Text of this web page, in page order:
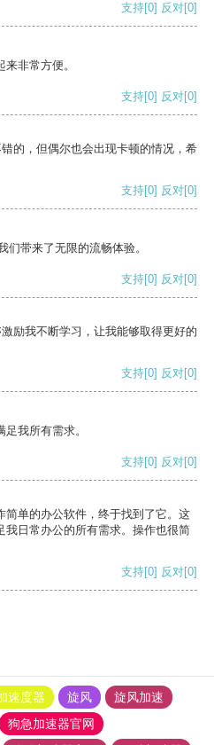
支持[0] 反对[0]
非常方便。
支持[0] 反对[0]
的，但偶尔也会出现卡顿的情况，希
支持[0] 反对[0]
带来了无限的流畅体验。
支持[0] 反对[0]
励我不断学习，让我能够取得更好的
支持[0] 反对[0]
我所有需求。
支持[0] 反对[0]
简单的办公软件，终于找到了它。这
我日常办公的所有需求。操作也很简
支持[0] 反对[0]
速度器 旋风
旋风加速
狗急加速器官网